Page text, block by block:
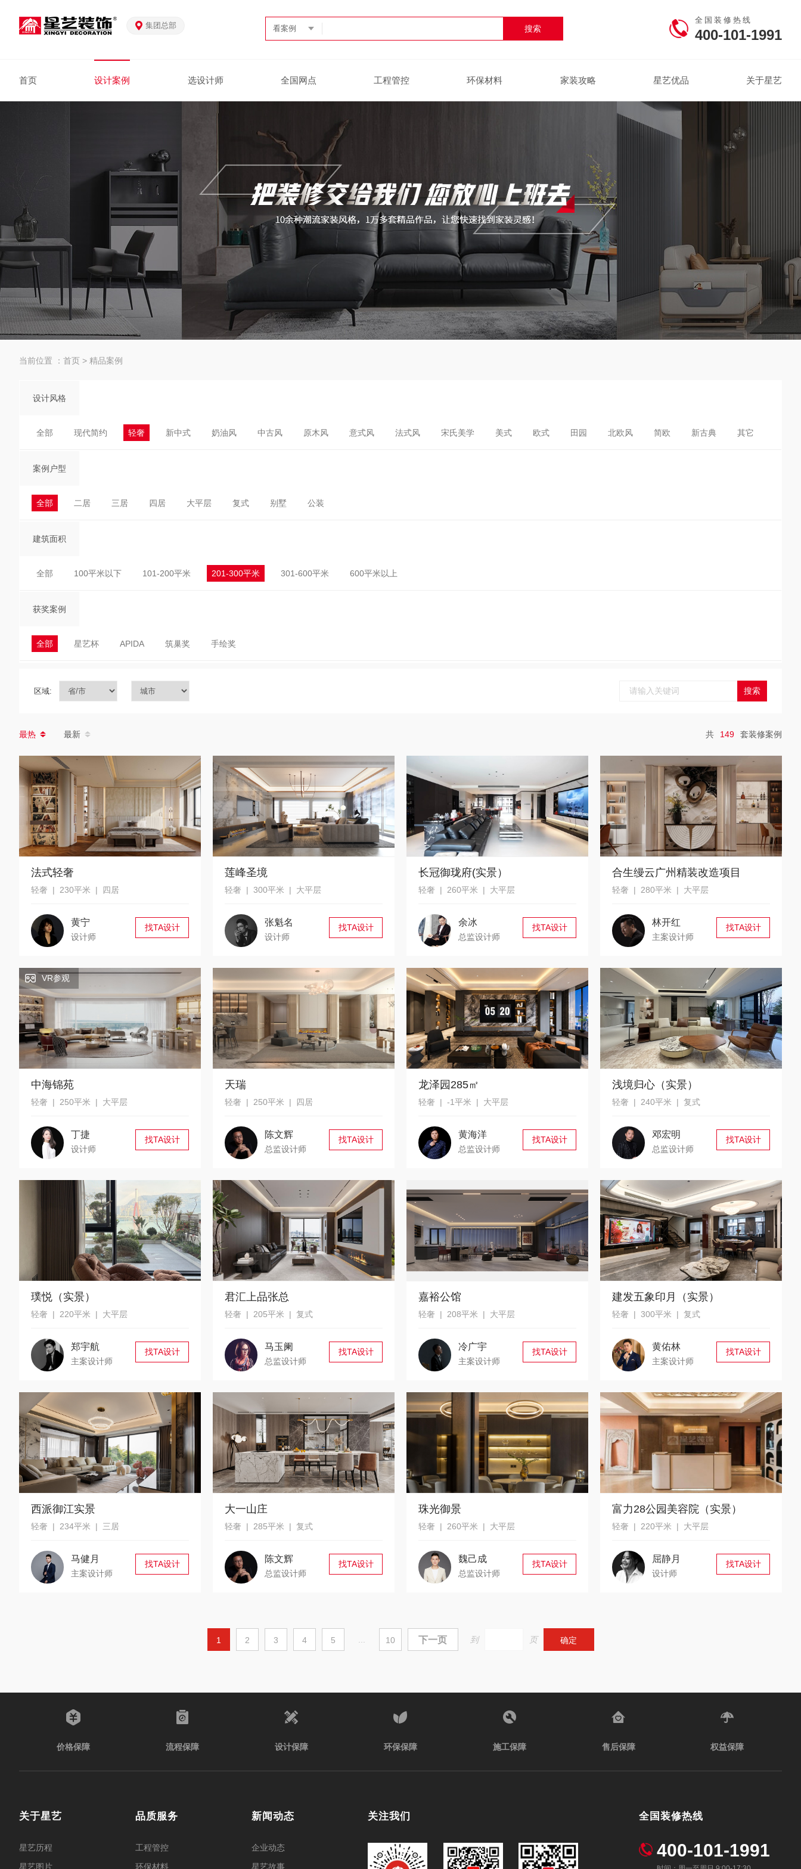
集团总部 看案例
全国装修热线
400-101-1991
首页 设计案例 选设计师 全国网点 工程管控 环保材料 家装攻略 星艺优品 关于星艺
当前位置 ： 首页 > 精品案例
设计风格
全部 现代简约 轻奢 新中式 奶油风 中古风 原木风 意式风 法式风 宋氏美学 美式 欧式 田园 北欧风 简欧 新古典 其它
案例户型
全部 二居 三居 四居 大平层 复式 别墅 公装
建筑面积
全部 100平米以下 101-200平米 201-300平米 301-600平米 600平米以上
获奖案例
全部 星艺杯 APIDA 筑巢奖 手绘奖
区域:
最热 最新 共 149 套装修案例
法式轻奢
轻奢 | 230平米 | 四居
黄宁
设计师
找TA设计
莲峰圣境
轻奢 | 300平米 | 大平层
张魁名
设计师
找TA设计
长冠御珑府(实景）
轻奢 | 260平米 | 大平层
余冰
总监设计师
找TA设计
合生缦云广州精装改造项目
轻奢 | 280平米 | 大平层
林开红
主案设计师
找TA设计
VR参观
中海锦苑
轻奢 | 250平米 | 大平层
丁捷
设计师
找TA设计
天瑞
轻奢 | 250平米 | 四居
陈文辉
总监设计师
找TA设计
龙泽园285㎡
轻奢 | -1平米 | 大平层
黄海洋
总监设计师
找TA设计
浅境归心（实景）
轻奢 | 240平米 | 复式
邓宏明
总监设计师
找TA设计
璞悦（实景）
轻奢 | 220平米 | 大平层
郑宇航
主案设计师
找TA设计
君汇上品张总
轻奢 | 205平米 | 复式
马玉阑
总监设计师
找TA设计
嘉裕公馆
轻奢 | 208平米 | 大平层
冷广宇
主案设计师
找TA设计
建发五象印月（实景）
轻奢 | 300平米 | 复式
黄佑林
主案设计师
找TA设计
西派御江实景
轻奢 | 234平米 | 三居
马健月
主案设计师
找TA设计
大一山庄
轻奢 | 285平米 | 复式
陈文辉
总监设计师
找TA设计
珠光御景
轻奢 | 260平米 | 大平层
魏己成
总监设计师
找TA设计
富力28公园美容院（实景）
轻奢 | 220平米 | 大平层
屈静月
设计师
找TA设计
1 2 3 4 5 10 下一页 到 页 确定
价格保障 流程保障 设计保障 环保保障 施工保障 售后保障 权益保障
关于星艺
星艺历程
星艺图片
品质服务
工程管控
环保材料
新闻动态
企业动态
星艺故事
关注我们 全国装修热线
400-101-1991